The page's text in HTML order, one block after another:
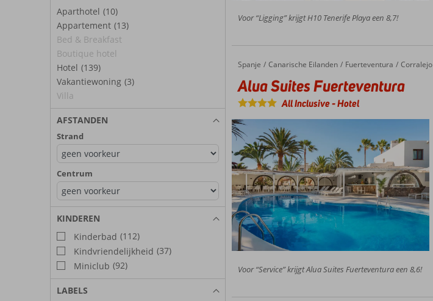
Aparthotel (10)
Appartement (13)
Bed & Breakfast
Boutique hotel
Hotel (139)
Vakantiewoning (3)
Villa
AFSTANDEN
Strand
Centrum
KINDEREN
Kinderbad (112)
Kindvriendelijkheid (37)
Miniclub (92)
LABELS
Voor “Ligging” krijgt H10 Tenerife Playa een 8,7!
Home
Spanje Canarische Eilanden Fuerteventura Corralejo
Alua Suites Fuerteventura
Alua Suites Fuerteventura
All Inclusive-Hotel
Voor “Service” krijgt Alua Suites Fuerteventura een 8,6!